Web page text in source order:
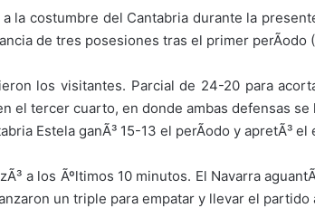
la costumbre del Cantabria durante la
de tres posesiones tras el primer perÃ­odo
los visitantes. Parcial de 24-20 para
el tercer cuarto, en donde ambas defensas
Estela ganÃ³ 15-13 el perÃ­odo y apretÃ³
a los Ãºltimos 10 minutos. El Navarra
un triple para empatar y llevar el